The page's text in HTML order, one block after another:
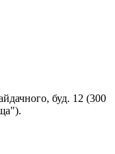
буд. 12 (300